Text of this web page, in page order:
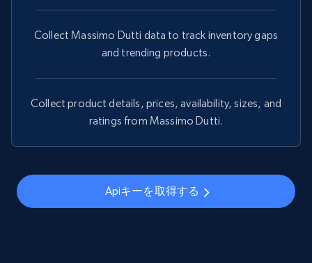
Collect Massimo Dutti data to track inventory gaps
and trending products.
Collect product details, prices, availability, sizes, and
ratings from Massimo Dutti.
Apiキーを取得する